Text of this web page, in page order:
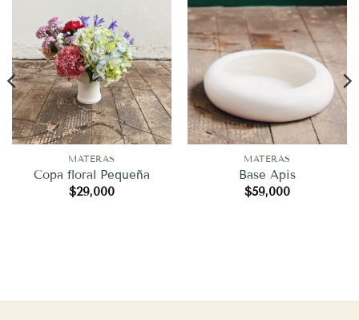
MATERAS
Copa floral Pequeña
$29,000
MATERAS
Base Apis
$59,000